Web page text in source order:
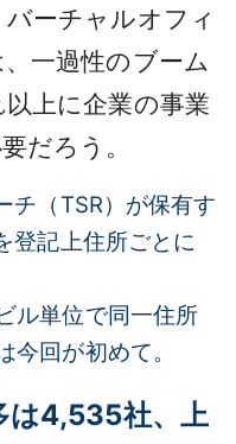
ーチャルオフィ
一過性のブーム
上に企業の事業
だろう。
チ（TSR）が保有す
登記上住所ごとに
ル単位で同一住所
今回が初めて。
4,535社、上